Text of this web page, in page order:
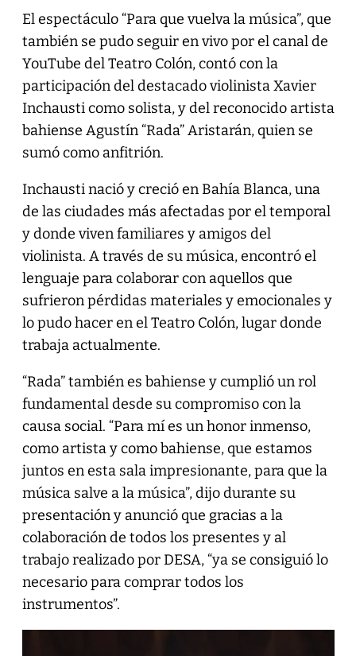
El espectáculo “Para que vuelva la música”, que
también se pudo seguir en vivo por el canal de
YouTube del Teatro Colón, contó con la
participación del destacado violinista Xavier
Inchausti como solista, y del reconocido artista
bahiense Agustín “Rada” Aristarán, quien se
sumó como anfitrión.
Inchausti nació y creció en Bahía Blanca, una
de las ciudades más afectadas por el temporal
y donde viven familiares y amigos del
violinista. A través de su música, encontró el
lenguaje para colaborar con aquellos que
sufrieron pérdidas materiales y emocionales y
lo pudo hacer en el Teatro Colón, lugar donde
trabaja actualmente.
“Rada” también es bahiense y cumplió un rol
fundamental desde su compromiso con la
causa social. “Para mí es un honor inmenso,
como artista y como bahiense, que estamos
juntos en esta sala impresionante, para que la
música salve a la música”, dijo durante su
presentación y anunció que gracias a la
colaboración de todos los presentes y al
trabajo realizado por DESA, “ya se consiguió lo
necesario para comprar todos los
instrumentos”.